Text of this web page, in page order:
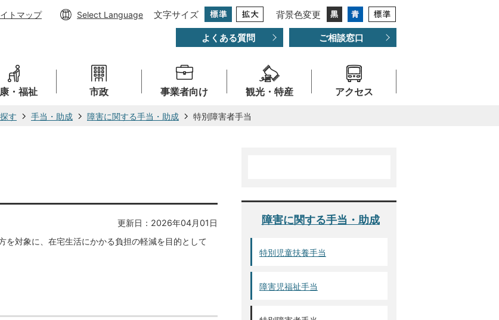
トマップ Select Language 文字サイズ 背景色変更
よくある質問 ご相談窓口
・福祉 市政 事業者向け 観光・特産 アクセス
す 手当・助成 障害に関する手当・助成 特別障害者手当
更新日：2026年04月01日
対象に、在宅生活にかかる負担の軽減を目的として
障害に関する手当・助成
特別児童扶養手当
障害児福祉手当